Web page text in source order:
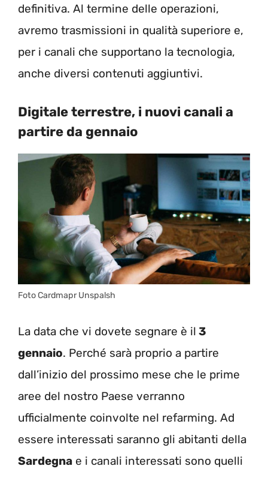
definitiva. Al termine delle operazioni,
avremo trasmissioni in qualità superiore e,
per i canali che supportano la tecnologia,
anche diversi contenuti aggiuntivi.
Digitale terrestre, i nuovi canali a
partire da gennaio
Foto Cardmapr Unspalsh
La data che vi dovete segnare è il 3
gennaio. Perché sarà proprio a partire
dall’inizio del prossimo mese che le prime
aree del nostro Paese verranno
ufficialmente coinvolte nel refarming. Ad
essere interessati saranno gli abitanti della
Sardegna e i canali interessati sono quelli